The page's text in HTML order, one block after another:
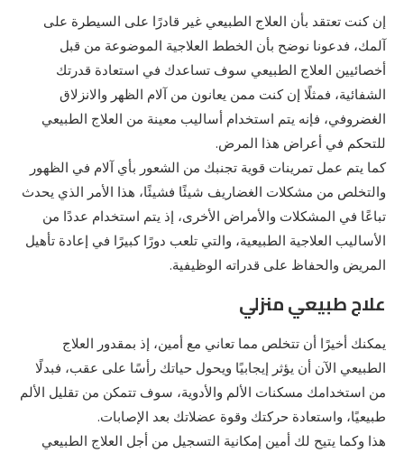
إن كنت تعتقد بأن العلاج الطبيعي غير قادرًا على السيطرة على
آلمك، فدعونا نوضح بأن الخطط العلاجية الموضوعة من قبل
أخصائيين العلاج الطبيعي سوف تساعدك في استعادة قدرتك
الشفائية، فمثلًا إن كنت ممن يعانون من آلام الظهر والانزلاق
الغضروفي، فإنه يتم استخدام أساليب معينة من العلاج الطبيعي
للتحكم في أعراض هذا المرض.
كما يتم عمل تمرينات قوية تجنبك من الشعور بأي آلام في الظهور
والتخلص من مشكلات الغضاريف شيئًا فشيئًا، هذا الأمر الذي يحدث
تباعًا في المشكلات والأمراض الأخرى، إذ يتم استخدام عددًا من
الأساليب العلاجية الطبيعية، والتي تلعب دورًا كبيرًا في إعادة تأهيل
المريض والحفاظ على قدراته الوظيفية.
علاج طبيعي منزلي
يمكنك أخيرًا أن تتخلص مما تعاني مع أمين، إذ بمقدور العلاج
الطبيعي الآن أن يؤثر إيجابيًا ويحول حياتك رأسًا على عقب، فبدلًا
من استخدامك مسكنات الألم والأدوية، سوف تتمكن من تقليل الألم
طبيعيًا، واستعادة حركتك وقوة عضلاتك بعد الإصابات.
هذا وكما يتيح لك أمين إمكانية التسجيل من أجل العلاج الطبيعي